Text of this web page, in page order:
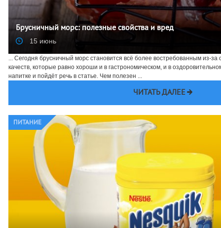
Брусничный морс: полезные свойства и вред
15 июнь
... Сегодня брусничный морс становится всё более востребованным из-
качеств, которые равно хороши и в гастрономическом, и в
напитке и пойдёт речь в статье. Чем полезен ...
ЧИТАТЬ ДАЛЕЕ
ПИТАНИЕ